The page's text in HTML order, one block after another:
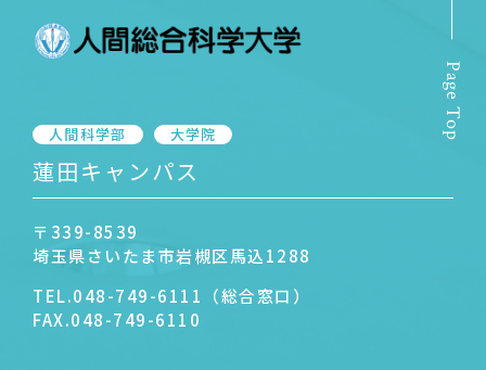
人間科学部 大学院
蓮田キャンパス
〒339-8539
埼玉県さいたま市岩槻区馬込1288
TEL.048-749-6111（総合窓口）
FAX.048-749-6110
Page Top